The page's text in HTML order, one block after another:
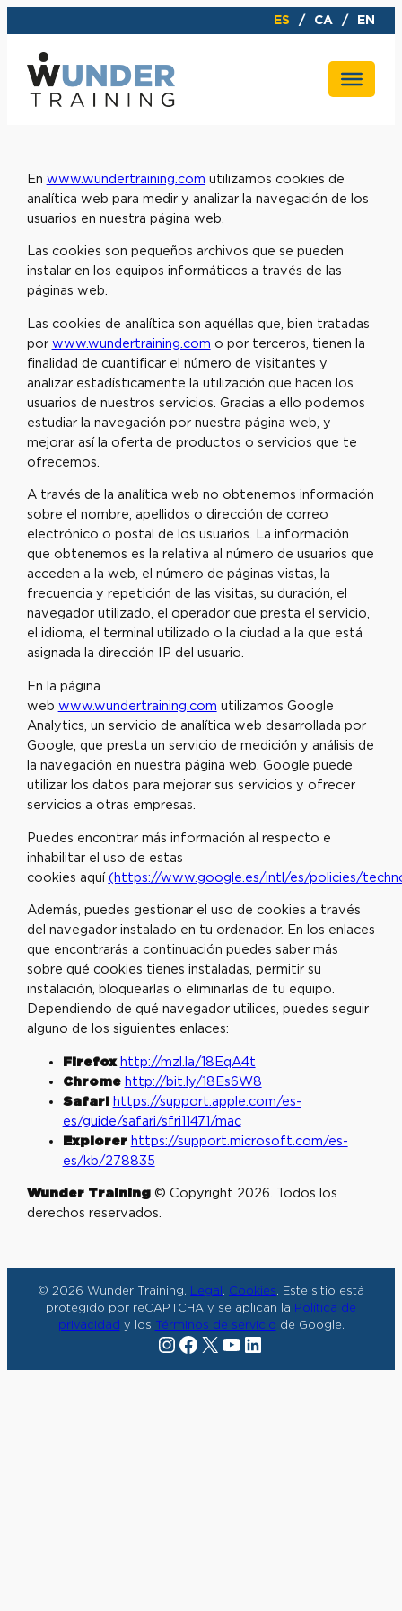
ES CA EN
En www.wundertraining.com utilizamos cookies de
analítica web para medir y analizar la navegación de los
usuarios en nuestra página web.
Las cookies son pequeños archivos que se pueden
instalar en los equipos informáticos a través de las
páginas web.
Las cookies de analítica son aquéllas que, bien tratadas
por www.wundertraining.com o por terceros, tienen la
finalidad de cuantificar el número de visitantes y
analizar estadísticamente la utilización que hacen los
usuarios de nuestros servicios. Gracias a ello podemos
estudiar la navegación por nuestra página web, y
mejorar así la oferta de productos o servicios que te
ofrecemos.
A través de la analítica web no obtenemos información
sobre el nombre, apellidos o dirección de correo
electrónico o postal de los usuarios. La información
que obtenemos es la relativa al número de usuarios que
acceden a la web, el número de páginas vistas, la
frecuencia y repetición de las visitas, su duración, el
navegador utilizado, el operador que presta el servicio,
el idioma, el terminal utilizado o la ciudad a la que está
asignada la dirección IP del usuario.
En la página
web www.wundertraining.com utilizamos Google
Analytics, un servicio de analítica web desarrollada por
Google, que presta un servicio de medición y análisis de
la navegación en nuestra página web. Google puede
utilizar los datos para mejorar sus servicios y ofrecer
servicios a otras empresas.
Puedes encontrar más información al respecto e
inhabilitar el uso de estas
cookies aquí (https://www.google.es/intl/es/policies/
Además, puedes gestionar el uso de cookies a través
del navegador instalado en tu ordenador. En los enlaces
que encontrarás a continuación puedes saber más
sobre qué cookies tienes instaladas, permitir su
instalación, bloquearlas o eliminarlas de tu equipo.
Dependiendo de qué navegador utilices, puedes seguir
alguno de los siguientes enlaces:
Firefox http://mzl.la/18EqA4t
Chrome http://bit.ly/18Es6W8
Safari https://support.apple.com/es-
es/guide/safari/sfri11471/mac
Explorer https://support.microsoft.com/es-
es/kb/278835
Wunder Training © Copyright 2026. Todos los
derechos reservados.
© 2026 Wunder Training. Legal . Cookies. Este sitio está
protegido por reCAPTCHA y se aplican la Política de
privacidad y los Términos de servicio de Google.
Instagram
Facebook
X YouTube
LinkedIn